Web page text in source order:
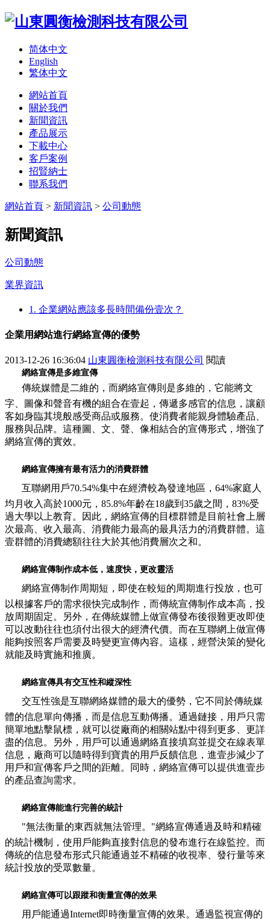
简体中文
English
繁体中文
網站首頁
關於我們
新聞資訊
產品展示
下載中心
客戶案例
招賢納士
聯系我們
網站首頁 > 新聞資訊 > 公司動態
新聞資訊
公司動態
業界資訊
1. 企業網站應該多長時間備份壹次？
企業用網站進行網絡宣傳的優勢
2013-12-26 16:36:04 山東圓衡檢測科技有限公司 閱讀
網絡宣傳是多維宣傳
傳統媒體是二維的，而網絡宣傳則是多維的，它能將文
字、圖像和聲音有機的組合在壹起，傳遞多感官的信息，讓顧
客如身臨其境般感受商品或服務。使消費者能親身體驗產品、
服務與品牌。這種圖、文、聲、像相結合的宣傳形式，增強了
網絡宣傳的實效。
網絡宣傳擁有最有活力的消費群體
互聯網用戶70.54%集中在經濟較為發達地區，64%家庭人
均月收入高於1000元，85.8%年齡在18歲到35歲之間，83%受
過大學以上教育。因此，網絡宣傳的目標群體是目前社會上層
次最高、收入最高、消費能力最高的最具活力的消費群體。這
壹群體的消費總額往往大於其他消費層次之和。
網絡宣傳制作成本低，速度快，更改靈活
網絡宣傳制作周期短，即使在較短的周期進行投放，也可
以根據客戶的需求很快完成制作，而傳統宣傳制作成本高，投
放周期固定。另外，在傳統媒體上做宣傳發布後很難更改即使
可以改動往往也須付出很大的經濟代價。而在互聯網上做宣傳
能夠按照客戶需要及時變更宣傳內容。這樣，經營決策的變化
就能及時實施和推廣。
網絡宣傳具有交互性和縱深性
交互性強是互聯網絡媒體的最大的優勢，它不同於傳統媒
體的信息單向傳播，而是信息互動傳播。通過鏈接，用戶只需
簡單地點擊鼠標，就可以從廠商的相關站點中得到更多、更詳
盡的信息。另外，用戶可以通過網絡直接填寫並提交在線表單
信息，廠商可以隨時得到寶貴的用戶反饋信息，進壹步減少了
用戶和宣傳客戶之間的距離。同時，網絡宣傳可以提供進壹步
的產品查詢需求。
網絡宣傳能進行完善的統計
"無法衡量的東西就無法管理。"網絡宣傳通過及時和精確
的統計機制，使用戶能夠直接對信息的發布進行在線監控。而
傳統的信息發布形式只能通過並不精確的收視率、發行量等來
統計投放的受眾數量。
網絡宣傳可以跟蹤和衡量宣傳的效果
用戶能通過Internet即時衡量宣傳的效果。通過監視宣傳的